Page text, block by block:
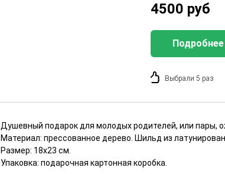
4500 руб
Подробнее
Выбрали 5 раз
Душевный подарок для молодых родителей, или
Материал: прессованное дерево. Шильд из
Размер: 18х23 см.
Упаковка: подарочная картонная коробка.